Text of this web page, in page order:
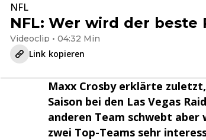
NFL
NFL: Wer wird der beste
Videoclip • 04:32 Min
Link kopieren
Maxx Crosby erklärte
Saison bei den Las Vegas
anderen Team schwebt
zwei Top-Teams sehr